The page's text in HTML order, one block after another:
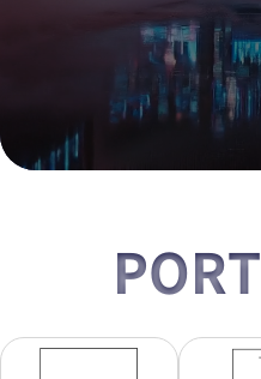
PORT